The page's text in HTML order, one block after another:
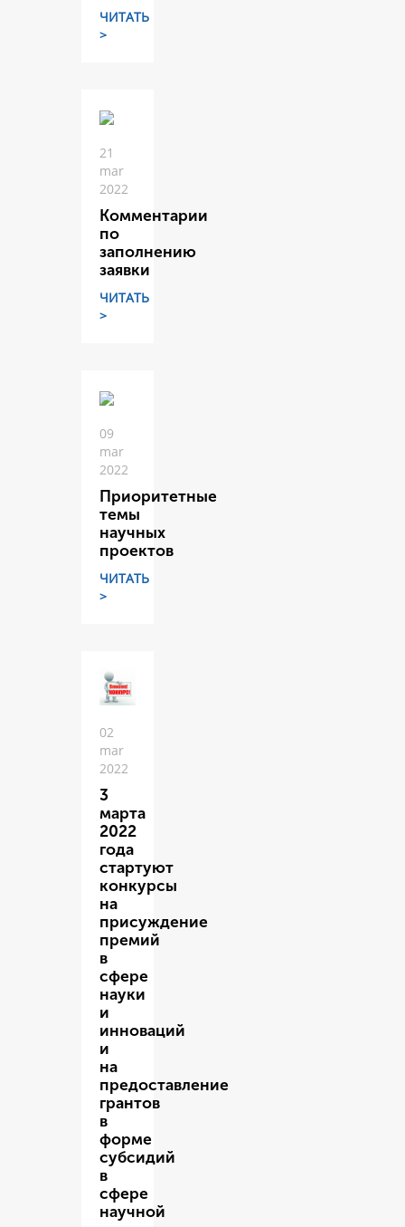
ЧИТАТЬ
>
21
mar
2022
Комментарии
по
заполнению
заявки
ЧИТАТЬ
>
09
mar
2022
Приоритетные
темы
научных
проектов
ЧИТАТЬ
>
02
mar
2022
3
марта
2022
года
стартуют
конкурсы
на
присуждение
премий
в
сфере
науки
и
инноваций
и
на
предоставление
грантов
в
форме
субсидий
в
сфере
научной